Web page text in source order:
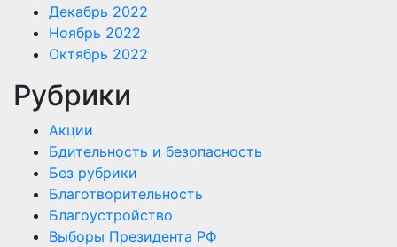
Декабрь 2022
Ноябрь 2022
Октябрь 2022
Рубрики
Акции
Бдительность и безопасность
Без рубрики
Благотворительность
Благоустройство
Выборы Президента РФ